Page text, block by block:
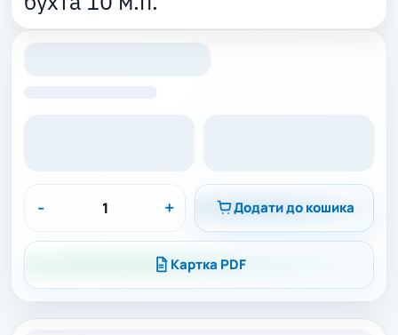
- + Додати до кошика
Картка PDF